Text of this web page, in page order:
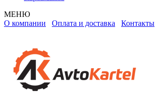
МЕНЮ
О компании
Оплата и доставка Контакты